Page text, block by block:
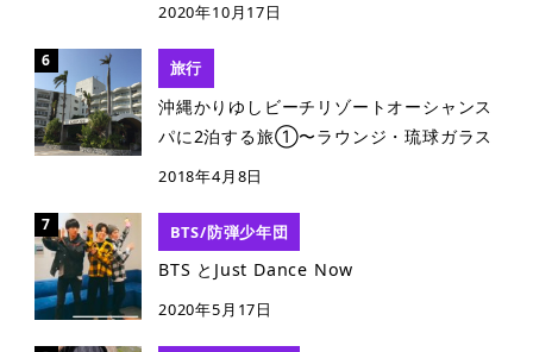
2020年10月17日
旅行
沖縄かりゆしビーチリゾートオーシャンス
パに2泊する旅①〜ラウンジ・琉球ガラス
2018年4月8日
BTS/防弾少年団
BTS とJust Dance Now
2020年5月17日